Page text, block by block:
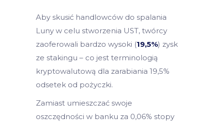
Aby skusić handlowców do spalania
Luny w celu stworzenia UST, twórcy
zaoferowali bardzo wysoki (19,5%) zysk
ze stakingu – co jest terminologią
kryptowalutową dla zarabiania 19,5%
odsetek od pożyczki.
Zamiast umieszczać swoje
oszczędności w banku za 0,06% stopy